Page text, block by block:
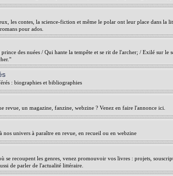
les contes, la science-fiction et même le polar ont leur place dans la
pour ados.
prince des nuées / Qui hante la tempête et se rit de l'archer; / Exilé sur le
: biographies et bibliographies
revue, un magazine, fanzine, webzine ? Venez en faire l'annonce ici.
nos univers à paraître en revue, en recueil ou en webzine
se recoupent les genres, venez promouvoir vos livres : projets,
de parler de l'actualité littéraire.